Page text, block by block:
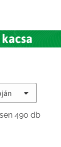
kacsa
490 dbSorted